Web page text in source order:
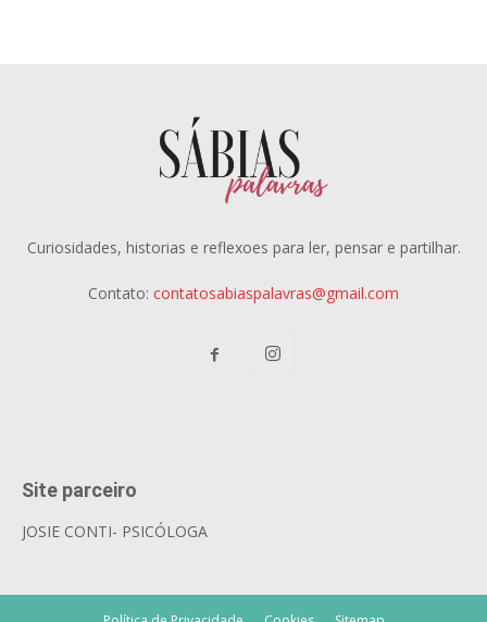
Curiosidades, historias e reflexoes para ler, pensar e partilhar.
Contato: contatosabiaspalavras@gmail.com
Site parceiro
JOSIE CONTI- PSICÓLOGA